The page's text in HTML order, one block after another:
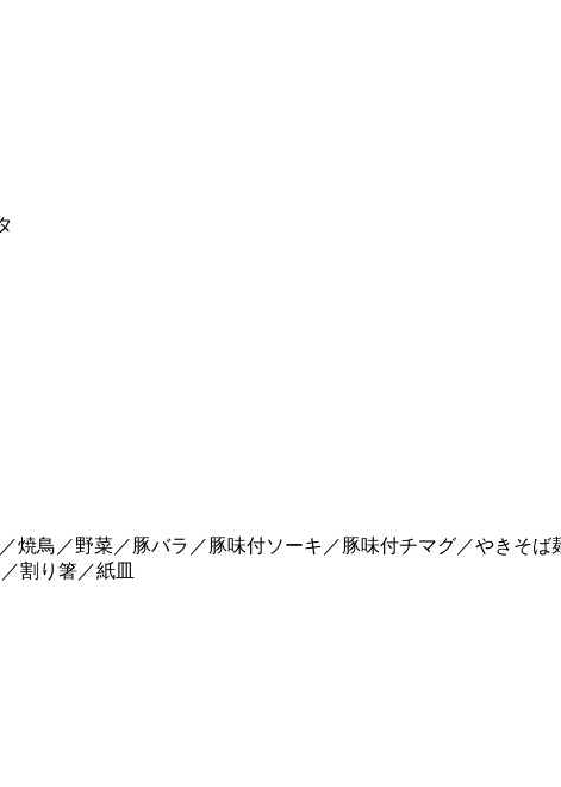
焼鳥／野菜／豚バラ／豚味付ソーキ／豚味付チマグ／やきそば
割り箸／紙皿